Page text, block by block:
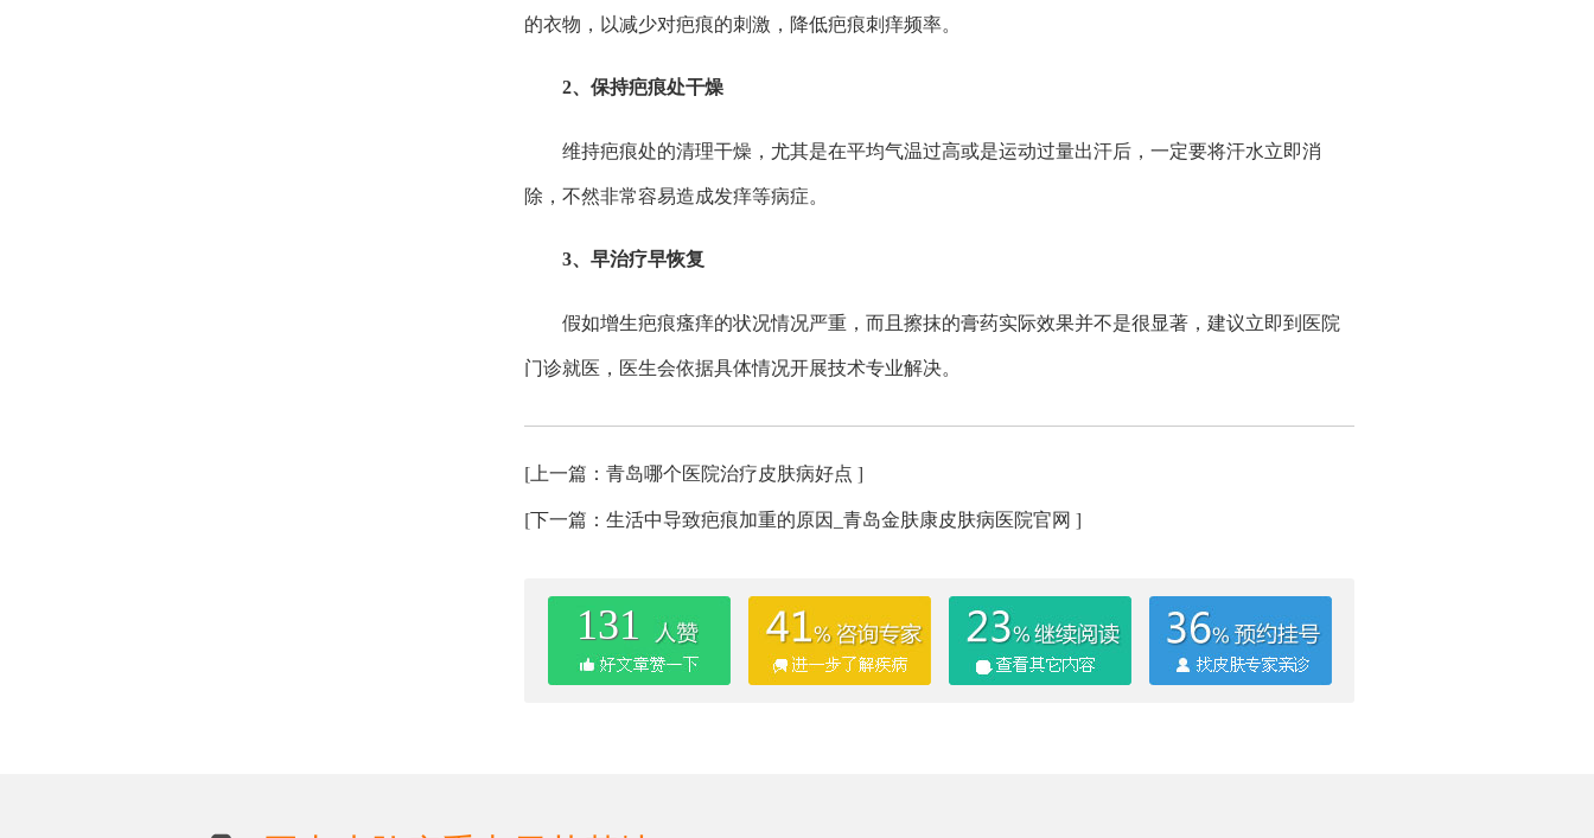
的衣物，以减少对疤痕的刺激，降低疤痕刺痒频率。
2、保持疤痕处干燥
维持疤痕处的清理干燥，尤其是在平均气温过高或是运动过量出汗后，一定要将汗水立即消
除，不然非常容易造成发痒等病症。
3、早治疗早恢复
假如增生疤痕瘙痒的状况情况严重，而且擦抹的膏药实际效果并不是很显著，建议立即到医院
门诊就医，医生会依据具体情况开展技术专业解决。
[上一篇： 青岛哪个医院治疗皮肤病好点 ]
[下一篇： 生活中导致疤痕加重的原因_青岛金肤康皮肤病医院官网 ]
131